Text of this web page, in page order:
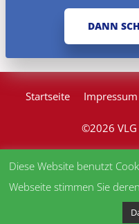
DANN
Startseite Impressum
©2026
Diese Website benutzt
Webseite stimmen Sie